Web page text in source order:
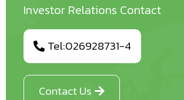
Investor Relations Contact
Tel:026928731-4
Contact Us